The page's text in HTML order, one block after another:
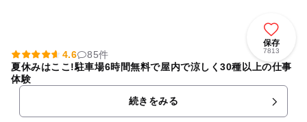
保存
7813
4.6
85件
夏休みはここ!駐車場6時間無料で屋内で涼しく30種以上の仕事
体験
続きをみる